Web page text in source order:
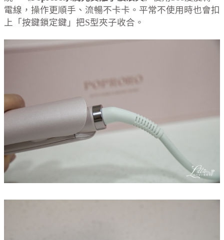
電線，操作更順手、流暢不卡卡。平常不使用時也會扣
上「按鍵鎖定鍵」把S型夾子收合。